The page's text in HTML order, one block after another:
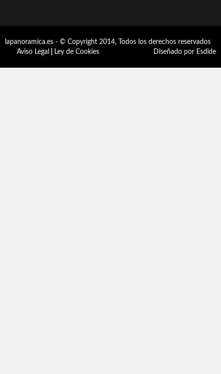
lapanoramica.es - © Copyright 2014, Todos los derechos reservados
Aviso Legal
Ley de Cookies Diseñado por Esdide